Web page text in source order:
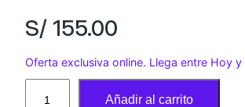
S/ 155.00
Oferta exclusiva online. Llega entre Hoy y
Añadir al carrito